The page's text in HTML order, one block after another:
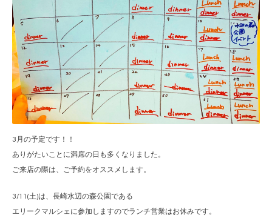
3月の予定です！！
ありがたいことに満席の日も多くなりました。
ご来店の際は、ご予約をオススメします。
3/11(土)は、長崎水辺の森公園である
エリークマルシェに参加しますのでランチ営業はお休みです。